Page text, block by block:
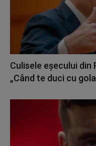
Culisele eșecului din
„Când te duci cu